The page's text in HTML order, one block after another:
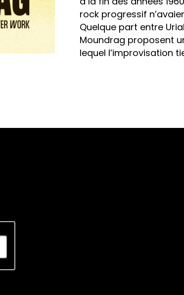
rock progressif
Quelque part entre
Moundrag proposent
lequel l’improvisation